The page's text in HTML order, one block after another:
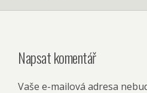
Napsat komentář
Vaše e-mailová adresa